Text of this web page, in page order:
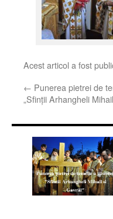
Acest articol a fost
← Punerea pietrei de
„Sfinţii Arhangheli